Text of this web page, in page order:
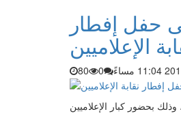
حفل إفطار
الإعلاميين
0
80